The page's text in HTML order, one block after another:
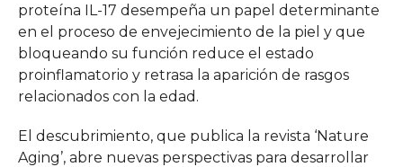
proteína IL-17 desempeña un papel determinante
en el proceso de envejecimiento de la piel y que
bloqueando su función reduce el estado
proinflamatorio y retrasa la aparición de rasgos
relacionados con la edad.
El descubrimiento, que publica la revista ‘Nature
Aging’, abre nuevas perspectivas para desarrollar